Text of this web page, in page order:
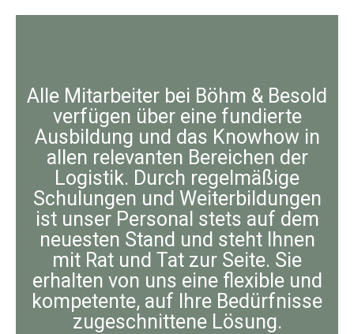
Alle Mitarbeiter bei Böhm & Besold
verfügen über eine fundierte
Ausbildung und das Knowhow in
allen relevanten Bereichen der
Logistik. Durch regelmäßige
Schulungen und Weiterbildungen
ist unser Personal stets auf dem
neuesten Stand und steht Ihnen
mit Rat und Tat zur Seite. Sie
erhalten von uns eine flexible und
kompetente, auf Ihre Bedürfnisse
zugeschnittene Lösung.